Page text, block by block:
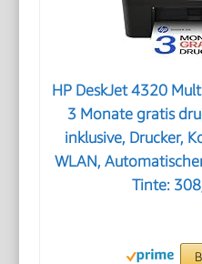
HP DeskJet 4320
3 Monate gratis
inklusive, Drucker,
WLAN,
Tinte: